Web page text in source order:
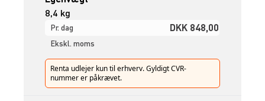
8,4 kg
Pr. dag DKK 848,00
Ekskl. moms
Renta udlejer kun til erhverv. Gyldigt CVR-
nummer er påkrævet.